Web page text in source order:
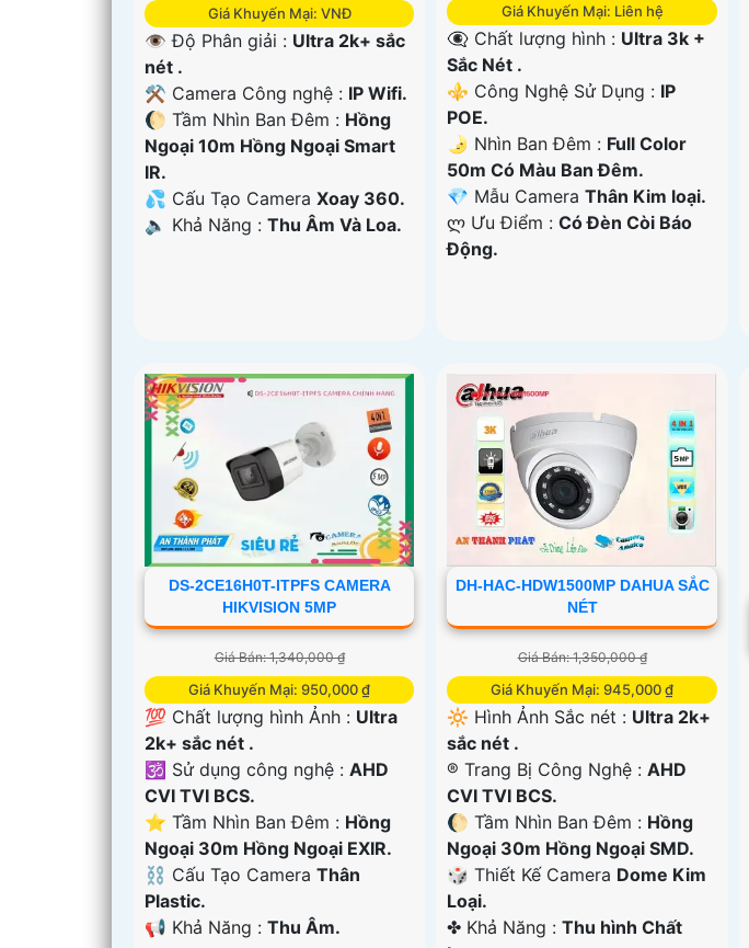
Giá Khuyến Mại: VNĐ
👁 Độ Phân giải : Ultra 2k+ sắc
nét .
⚒ Camera Công nghệ : IP Wifi.
🌔 Tầm Nhìn Ban Đêm : Hồng
Ngoại 10m Hồng Ngoại Smart
IR.
💦 Cấu Tạo Camera Xoay 360.
️🔈 Khả Năng : Thu Âm Và Loa.
Giá Khuyến Mại: Liên hệ
👁️‍🗨 Chất lượng hình : Ultra 3k +
Sắc Nét .
⚜️ Công Nghệ Sử Dụng : IP
POE.
🌛 Nhìn Ban Đêm : Full Color
50m Có Màu Ban Ðêm.
💎 Mẫu CameraThân Kim loại.
️ლ Ưu Điểm :Có Ðèn Còi Báo
Động.
DS-2CE16H0T-ITPFS CAMERA
HIKVISION 5MP
Giá Bán: 1,340,000 ₫
Giá Khuyến Mại: 950,000 ₫
💯 Chất lượng hình Ảnh : Ultra
2k+ sắc nét .
🕉️ Sử dụng công nghệ : AHD
CVI TVI BCS.
⭐ Tầm Nhìn Ban Đêm : Hồng
Ngoại 30m Hồng Ngoại EXIR.
⛓ Cấu Tạo Camera Thân
Plastic.
️📢 Khả Năng : Thu Âm.
DH-HAC-HDW1500MP DAHUA SẮC
NÉT
Giá Bán: 1,350,000 ₫
Giá Khuyến Mại: 945,000 ₫
🔆 Hình Ảnh Sắc nét : Ultra 2k+
sắc nét .
®️ Trang Bị Công Nghệ :AHD
CVI TVI BCS.
🌔 Tầm Nhìn Ban Đêm : Hồng
Ngoại 30m Hồng Ngoại SMD.
🎲 Thiết Kế Camera Dome Kim
Loại.
️✤ Khả Năng :Thu hình Chất